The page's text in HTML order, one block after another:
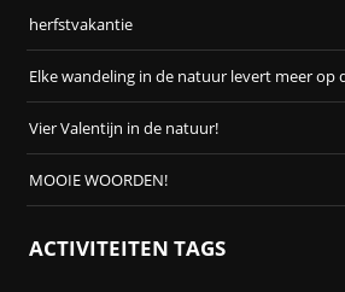
herfstvakantie
Elke wandeling in de natuur levert meer op
Vier Valentijn in de natuur!
MOOIE WOORDEN!
ACTIVITEITEN TAGS